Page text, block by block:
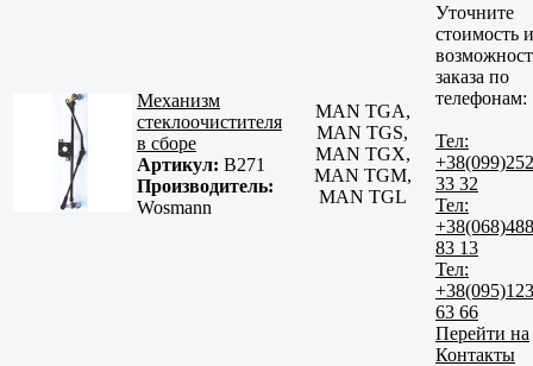
Механизм
стеклоочистителя
в сборе
Артикул: B271
Производитель:
Wosmann
MAN TGA,
MAN TGS,
MAN TGX,
MAN TGM,
MAN TGL
Уточните
стоимость и
заказа по
телефонам:
Тел:
+38(099)252
33 32
Тел:
+38(068)488
83 13
Тел:
+38(095)123
63 66
Перейти на
Контакты